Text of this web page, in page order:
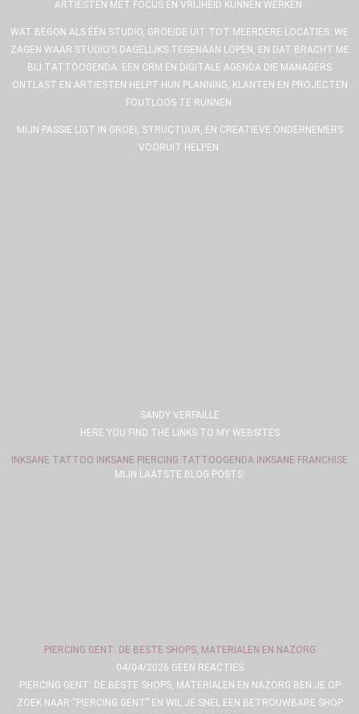
ARTIESTEN MET FOCUS EN VRIJHEID KUNNEN WERKEN.
WAT BEGON ALS ÉÉN STUDIO, GROEIDE UIT TOT MEERDERE LOCATIES. WE
ZAGEN WAAR STUDIO’S DAGELIJKS TEGENAAN LOPEN, EN DAT BRACHT ME
BIJ TATTOOGENDA: EEN CRM EN DIGITALE AGENDA DIE MANAGERS
ONTLAST EN ARTIESTEN HELPT HUN PLANNING, KLANTEN EN PROJECTEN
FOUTLOOS TE RUNNEN.
MIJN PASSIE LIGT IN GROEI, STRUCTUUR, EN CREATIEVE ONDERNEMERS
VOORUIT HELPEN.
SANDY VERFAILLE
HERE YOU FIND THE LINKS TO MY WEBSITES
INKSANE TATTOO INKSANE PIERCING TATTOOGENDA INKSANE FRANCHISE
MIJN LAATSTE BLOG POSTS:
PIERCING GENT: DE BESTE SHOPS, MATERIALEN EN NAZORG
04/04/2026 GEEN REACTIES
PIERCING GENT: DE BESTE SHOPS, MATERIALEN EN NAZORG BEN JE OP
ZOEK NAAR “PIERCING GENT” EN WIL JE SNEL EEN BETROUWBARE SHOP